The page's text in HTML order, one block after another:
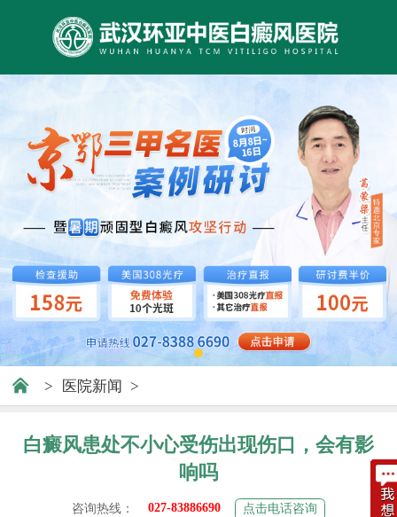
> 医院新闻 >
白癜风患处不小心受伤出现伤口，会有影
响吗
咨询热线： 027-83886690 点击电话咨询